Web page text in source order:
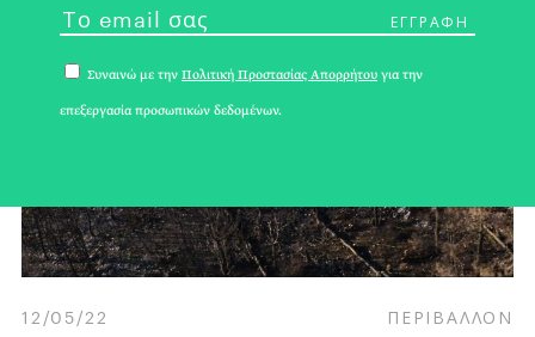
12/05/22 ΠΕΡΙΒΑΛΛΟΝ
Συναινώ με την Πολιτική Προστασίας Απορρήτου για την
επεξεργασία προσωπικών δεδομένων.